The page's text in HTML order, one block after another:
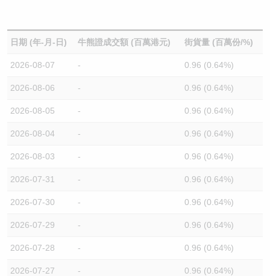
日期 (年-月-日) 牛熊證成交額 (百萬港元) 街貨量 (百萬份/%)
2026-08-07 - 0.96 (0.64%)
2026-08-06 - 0.96 (0.64%)
2026-08-05 - 0.96 (0.64%)
2026-08-04 - 0.96 (0.64%)
2026-08-03 - 0.96 (0.64%)
2026-07-31 - 0.96 (0.64%)
2026-07-30 - 0.96 (0.64%)
2026-07-29 - 0.96 (0.64%)
2026-07-28 - 0.96 (0.64%)
2026-07-27 - 0.96 (0.64%)